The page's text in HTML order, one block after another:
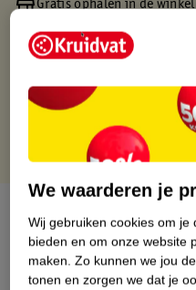
Gratis ophalen in de winkel
Gratis thuisbezorgd vanaf
Gratis punten met je
Over dit product
Productinformatie
We waarderen je
Wij gebruiken cookies om je
bieden en om onze website
maken. Zo kunnen we jou
tonen en zorgen we dat je